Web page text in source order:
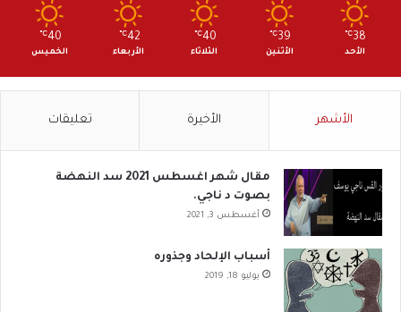
38
℃
الأحد
39
℃
الأثنين
40
℃
الثلاثاء
42
℃
الأربعاء
40
℃
الخميس
الأشهر الأخيرة تعليقات
مقال شهر اغسطس 2021 سد النهضة
بصوت د ناجي.
أغسطس 3, 2021
أسباب الإلحاد وجذوره
يوليو 18, 2019